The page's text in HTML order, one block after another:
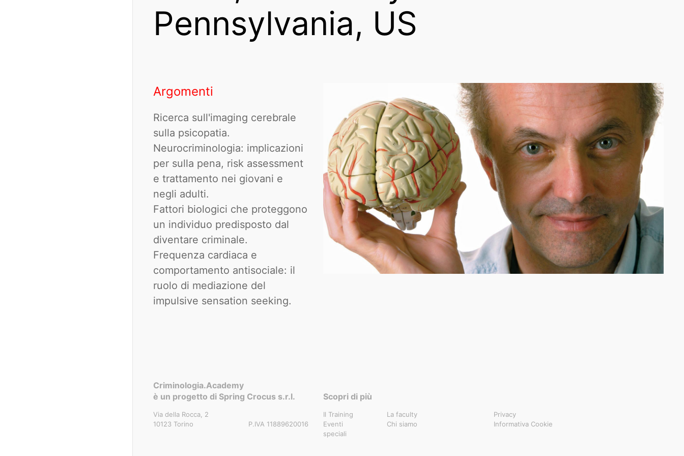
Pennsylvania, US
Argomenti
Ricerca sull'imaging cerebrale
sulla psicopatia.
Neurocriminologia: implicazioni
per sulla pena, risk assessment
e trattamento nei giovani e
negli adulti.
Fattori biologici che proteggono
un individuo predisposto dal
diventare criminale.
Frequenza cardiaca e
comportamento antisociale: il
ruolo di mediazione del
impulsive sensation seeking.
Criminologia.Academy
è un progetto di Spring Crocus s.r.l.
Via della Rocca, 2
10123 Torino
P.IVA 11889620016
Scopri di più
Il Training
Eventi
speciali
La faculty
Chi siamo
Privacy
Informativa Cookie